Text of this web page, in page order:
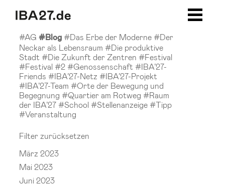
#AG #Blog #Das Erbe der Moderne #Der
Neckar als Lebensraum #Die produktive
Stadt #Die Zukunft der Zentren #Festival
#Festival #2 #Genossenschaft #IBA’27-
Friends #IBA’27-Netz #IBA’27-Projekt
#IBA’27-Team #Orte der Bewegung und
Begegnung #Quartier am Rotweg #Raum
der IBA’27 #School #Stellenanzeige #Tipp
#Veranstaltung
Filter zurücksetzen
März 2023
Mai 2023
Juni 2023